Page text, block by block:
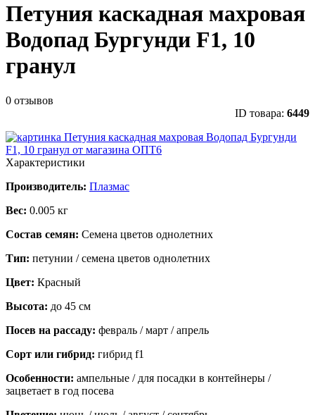
Петуния каскадная махровая
Водопад Бургунди F1, 10
гранул
0 отзывов
ID товара: 6449
Характеристики
Производитель: Плазмас
Вес: 0.005 кг
Состав семян: Семена цветов однолетних
Тип: петунии / семена цветов однолетних
Цвет: Красный
Высота: до 45 см
Посев на рассаду: февраль / март / апрель
Сорт или гибрид: гибрид f1
Особенности: ампельные / для посадки в контейнеры /
зацветает в год посева